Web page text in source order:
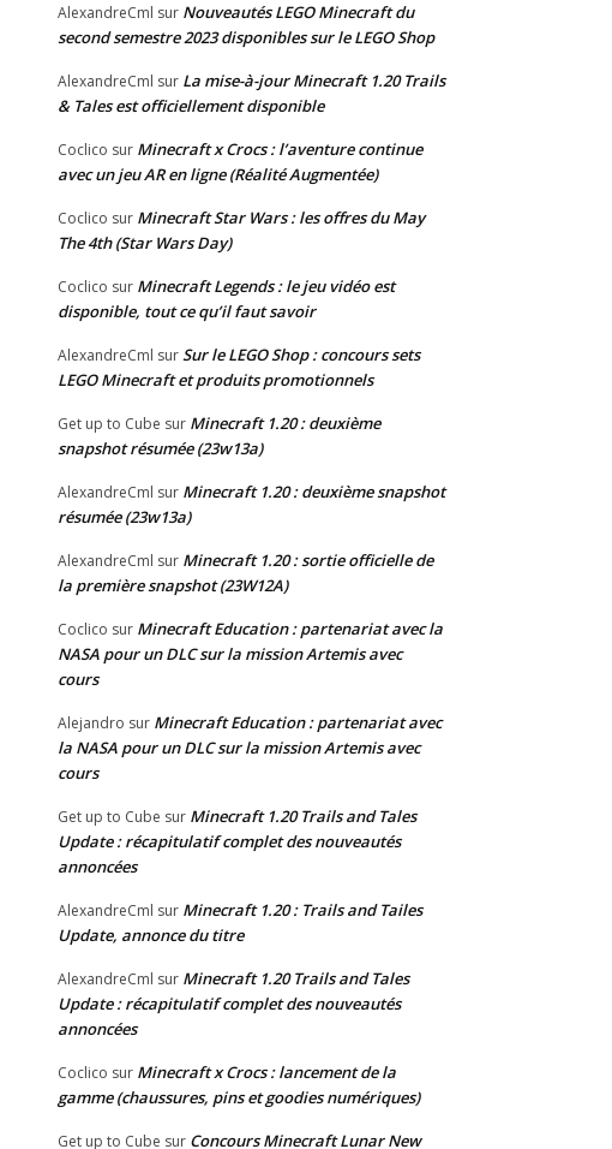
AlexandreCml sur Nouveautés LEGO Minecraft du
second semestre 2023 disponibles sur le LEGO Shop
AlexandreCml sur La mise-à-jour Minecraft 1.20 Trails
& Tales est officiellement disponible
Coclico sur Minecraft x Crocs : l’aventure continue
avec un jeu AR en ligne (Réalité Augmentée)
Coclico sur Minecraft Star Wars : les offres du May
The 4th (Star Wars Day)
Coclico sur Minecraft Legends : le jeu vidéo est
disponible, tout ce qu’il faut savoir
AlexandreCml surSur le LEGO Shop : concours sets
LEGO Minecraft et produits promotionnels
Get up to Cube sur Minecraft 1.20 : deuxième
snapshot résumée (23w13a)
AlexandreCml sur Minecraft 1.20 : deuxième snapshot
résumée (23w13a)
AlexandreCml sur Minecraft 1.20 : sortie officielle de
la première snapshot (23W12A)
Coclico sur Minecraft Education : partenariat avec la
NASA pour un DLC sur la mission Artemis avec
cours
Alejandro sur Minecraft Education : partenariat avec
la NASA pour un DLC sur la mission Artemis avec
cours
Get up to Cube sur Minecraft 1.20 Trails and Tales
Update : récapitulatif complet des nouveautés
annoncées
AlexandreCml sur Minecraft 1.20 : Trails and Tailes
Update, annonce du titre
AlexandreCml sur Minecraft 1.20 Trails and Tales
Update : récapitulatif complet des nouveautés
annoncées
Coclico sur Minecraft x Crocs : lancement de la
gamme (chaussures, pins et goodies numériques)
Get up to Cube sur Concours Minecraft Lunar New